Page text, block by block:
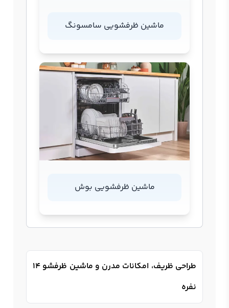
ماشین ظرفشویی سامسونگ
ماشین ظرفشویی بوش
طراحی ظریف، امکانات مدرن و ماشین ظرفشو 14
نفره